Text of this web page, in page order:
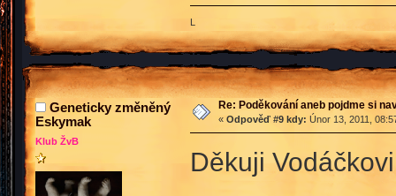
L
Geneticky změněný
Eskymak
Klub ŽvB
Re: Poděkování aneb pojdme si
« Odpověď #9 kdy: Únor 13, 2011,
Děkuji